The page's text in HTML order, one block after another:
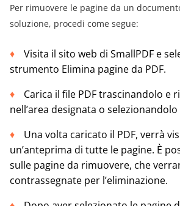
Per rimuovere le pagine da un
soluzione, procedi come segue:
Visita il sito web di SmallPDF e
strumento Elimina pagine da PDF.
Carica il file PDF trascinandolo e
nell’area designata o
Una volta caricato il PDF, verrà
un’anteprima di tutte le pagine. È
sulle pagine da rimuovere, che
contrassegnate per l’eliminazione.